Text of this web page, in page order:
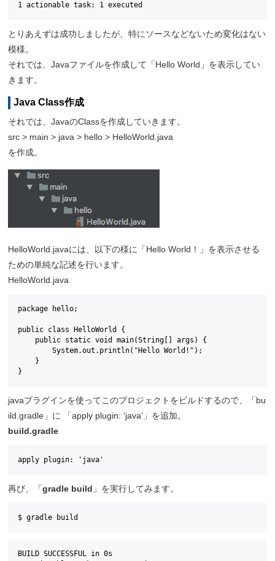
1 actionable task: 1 executed
とりあえずは成功しましたが、特にソースなどないため変化はない
模様。
それでは、Javaファイルを作成して「Hello World」を表示してい
きます。
Java Class作成
それでは、JavaのClassを作成していきます。
src > main > java > hello > HelloWorld.java
を作成。
HelloWorld.javaには、以下の様に「Hello World！」を表示させる
ための単純な記述を行います。
HelloWorld.java
package hello;
public class HelloWorld {
    public static void main(String[] args) {
        System.out.println("Hello World!");
    }
}
javaプラグインを使ってこのプロジェクトをビルドするので、「bu
ild.gradle」に 「apply plugin: ‘java’」を追加。
build.gradle
apply plugin: 'java'
再び、「gradle build 」を実行してみます。
$ gradle build
BUILD SUCCESSFUL in 0s